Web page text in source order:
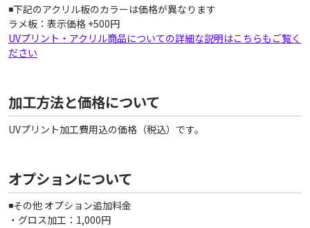
◾️下記のアクリル板のカラーは価格が異なります
ラメ板：表示価格 +500円
UVプリント・アクリル商品についての詳細な説明はこちらもご覧く
ださい
加工方法と価格について
UVプリント加工費用込の価格（税込）です。
オプションについて
◾️その他 オプション追加料金
・グロス加工：1,000円